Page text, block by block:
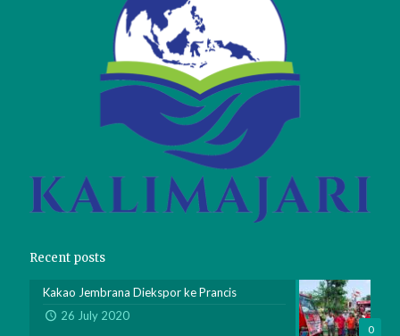
Recent posts
0
Kakao Jembrana Diekspor ke Prancis
26 July 2020